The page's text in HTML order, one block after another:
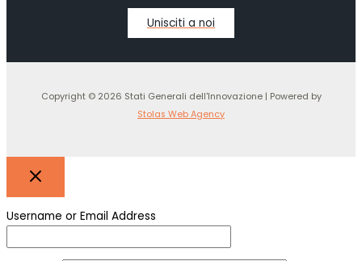
Unisciti a noi
Copyright © 2026 Stati Generali dell'Innovazione | Powered by
Stolas Web Agency
Username or Email Address